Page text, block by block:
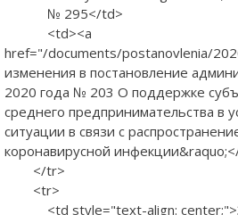
№ 295</td>
<td><a
href="/documents/postanovlenia/
изменения в постановление
2020 года № 203 О поддержке
среднего предпринимательства в
ситуации в связи с
коронавирусной
</tr>
<tr>
<td style="text-align: